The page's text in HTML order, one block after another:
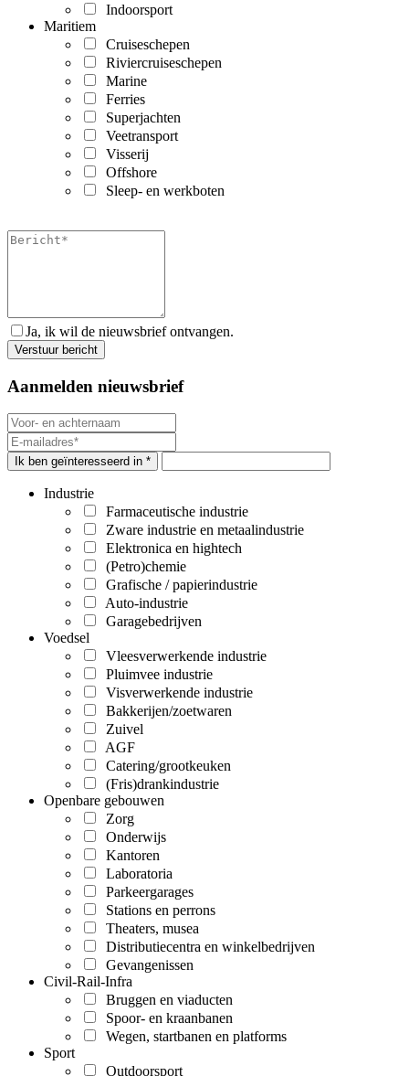
Indoorsport
Maritiem
Cruiseschepen
Riviercruiseschepen
Marine
Ferries
Superjachten
Veetransport
Visserij
Offshore
Sleep- en werkboten
Ja, ik wil de nieuwsbrief ontvangen.
Aanmelden nieuwsbrief
Ik ben geïnteresseerd in *
Industrie
Farmaceutische industrie
Zware industrie en metaalindustrie
Elektronica en hightech
(Petro)chemie
Grafische / papierindustrie
Auto-industrie
Garagebedrijven
Voedsel
Vleesverwerkende industrie
Pluimvee industrie
Visverwerkende industrie
Bakkerijen/zoetwaren
Zuivel
AGF
Catering/grootkeuken
(Fris)drankindustrie
Openbare gebouwen
Zorg
Onderwijs
Kantoren
Laboratoria
Parkeergarages
Stations en perrons
Theaters, musea
Distributiecentra en winkelbedrijven
Gevangenissen
Civil-Rail-Infra
Bruggen en viaducten
Spoor- en kraanbanen
Wegen, startbanen en platforms
Sport
Outdoorsport